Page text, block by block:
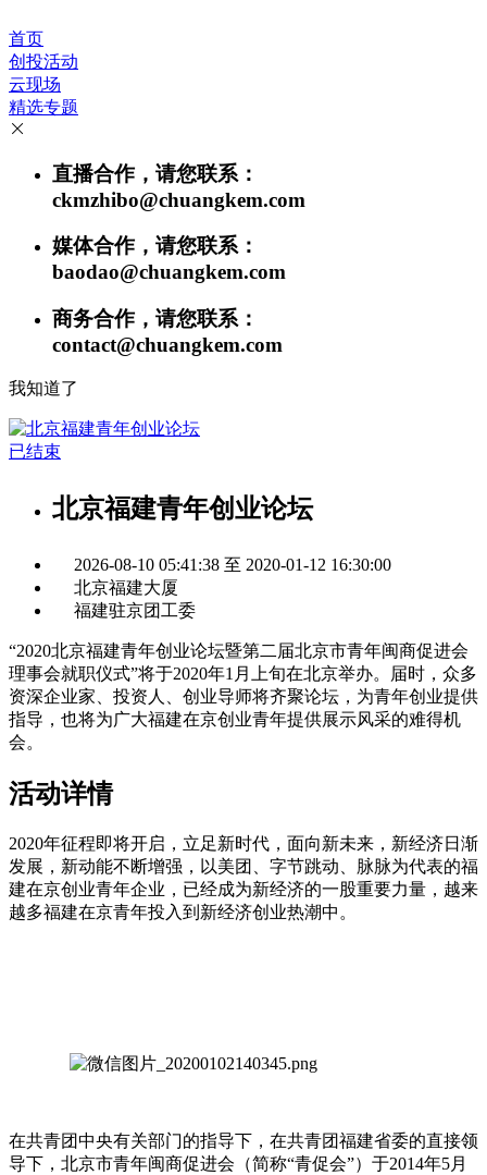
首页
创投活动
云现场
精选专题
直播合作，请您联系：
ckmzhibo@chuangkem.com
媒体合作，请您联系：
baodao@chuangkem.com
商务合作，请您联系：
contact@chuangkem.com
我知道了
已结束
北京福建青年创业论坛
2026-08-10 05:41:38 至 2020-01-12 16:30:00
北京福建大厦
福建驻京团工委
“2020北京福建青年创业论坛暨第二届北京市青年闽商促进会
理事会就职仪式”将于2020年1月上旬在北京举办。届时，众多
资深企业家、投资人、创业导师将齐聚论坛，为青年创业提供
指导，也将为广大福建在京创业青年提供展示风采的难得机
会。
活动详情
2020年征程即将开启，立足新时代，面向新未来，新经济日渐
发展，新动能不断增强，以美团、字节跳动、脉脉为代表的福
建在京创业青年企业，已经成为新经济的一股重要力量，越来
越多福建在京青年投入到新经济创业热潮中。
在共青团中央有关部门的指导下，在共青团福建省委的直接领
导下，北京市青年闽商促进会（简称“青促会”）于2014年5月